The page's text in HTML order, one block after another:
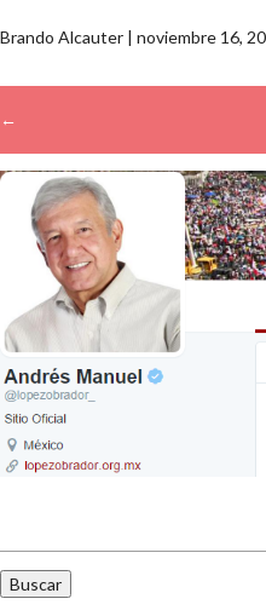
Brando Alcauter | noviembre 16,
←
→